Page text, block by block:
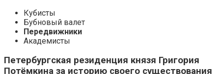
Кубисты
Бубновый валет
Передвижники
Академисты
Петербургская резиденция князя Григория
Потёмкина за историю своего существования